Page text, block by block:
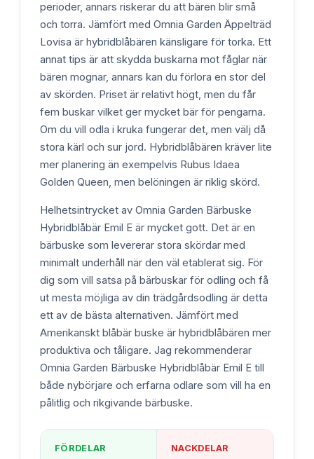
perioder, annars riskerar du att bären blir små
och torra. Jämfört med Omnia Garden Äppelträd
Lovisa är hybridblåbären känsligare för torka. Ett
annat tips är att skydda buskarna mot fåglar när
bären mognar, annars kan du förlora en stor del
av skörden. Priset är relativt högt, men du får
fem buskar vilket ger mycket bär för pengarna.
Om du vill odla i kruka fungerar det, men välj då
stora kärl och sur jord. Hybridblåbären kräver lite
mer planering än exempelvis Rubus Idaea
Golden Queen, men belöningen är riklig skörd.
Helhetsintrycket av Omnia Garden Bärbuske
Hybridblåbär Emil E är mycket gott. Det är en
bärbuske som levererar stora skördar med
minimalt underhåll när den väl etablerat sig. För
dig som vill satsa på bärbuskar för odling och få
ut mesta möjliga av din trädgårdsodling är detta
ett av de bästa alternativen. Jämfört med
Amerikanskt blåbär buske är hybridblåbären mer
produktiva och tåligare. Jag rekommenderar
Omnia Garden Bärbuske Hybridblåbär Emil E till
både nybörjare och erfarna odlare som vill ha en
pålitlig och rikgivande bärbuske.
FÖRDELAR NACKDELAR